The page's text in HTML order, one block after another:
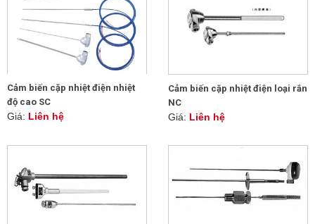
Cảm biến cặp nhiệt điện nhiệt
độ cao SC
Giá: Liên hệ
Cảm biến cặp nhiệt điện loại rắn
NC
Giá: Liên hệ